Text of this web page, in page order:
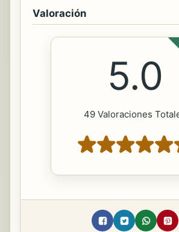
Valoración
5.0
49 Valoraciones